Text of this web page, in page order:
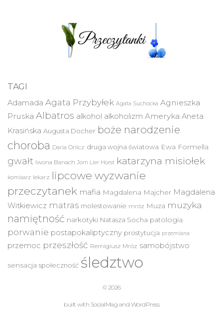
TAGI
Adamada Agata Przybyłek Agata Suchocka Agnieszka
Pruska Albatros alkohol alkoholizm Ameryka Aneta
Krasińska Augusta Docher boże narodzenie
choroba Daria Orlicz druga wojna światowa Ewa Formella
gwałt Iwona Banach Jorn Lier Horst katarzyna misiołek
komisarz lekarz lipcowe wyzwanie
przeczytanek mafia Magdalena Majcher Magdalena
Witkiewicz matras molestowanie mróz Muza muzyka
namiętność narkotyki Natasza Socha patologia
porwanie postapokaliptyczny prostytucja przemiana
przemoc przeszłość Remigiusz Mróz samobójstwo
sensacja społeczność śledztwo
© 2026
built with SocialMag and WordPress